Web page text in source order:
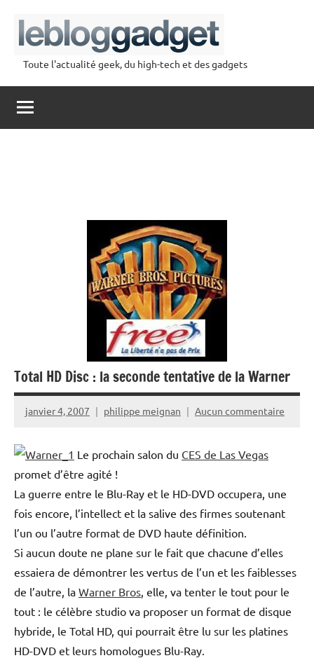
contenu
lebloggadget
Toute l'actualité geek, du high-tech et des gadgets
Total HD Disc : la seconde tentative de la Warner
janvier 4, 2007 philippe meignan Aucun commentaire
Le prochain salon du CES de Las Vegas
promet d’être agité !
La guerre entre le Blu-Ray et le HD-DVD occupera, une
fois encore, l’intellect et la salive des firmes soutenant
l’un ou l’autre format de DVD haute définition.
Si aucun doute ne plane sur le fait que chacune d’elles
essaiera de démontrer les vertus de l’un et les faiblesses
de l’autre, la Warner Bros , elle, va tenter le tout pour le
tout : le célèbre studio va proposer un format de disque
hybride, le Total HD, qui pourrait être lu sur les platines
HD-DVD et leurs homologues Blu-Ray.